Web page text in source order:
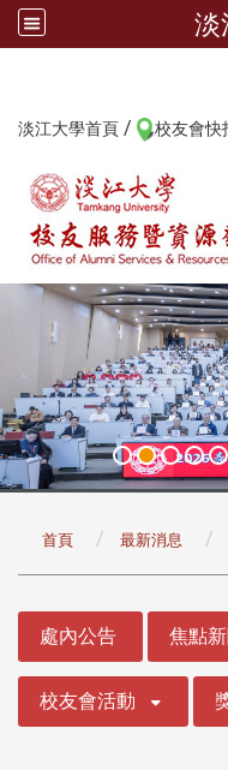
淡
淡江大學首頁 / 校友會快
首頁 最新消息
處內公告 焦點
校友會活動